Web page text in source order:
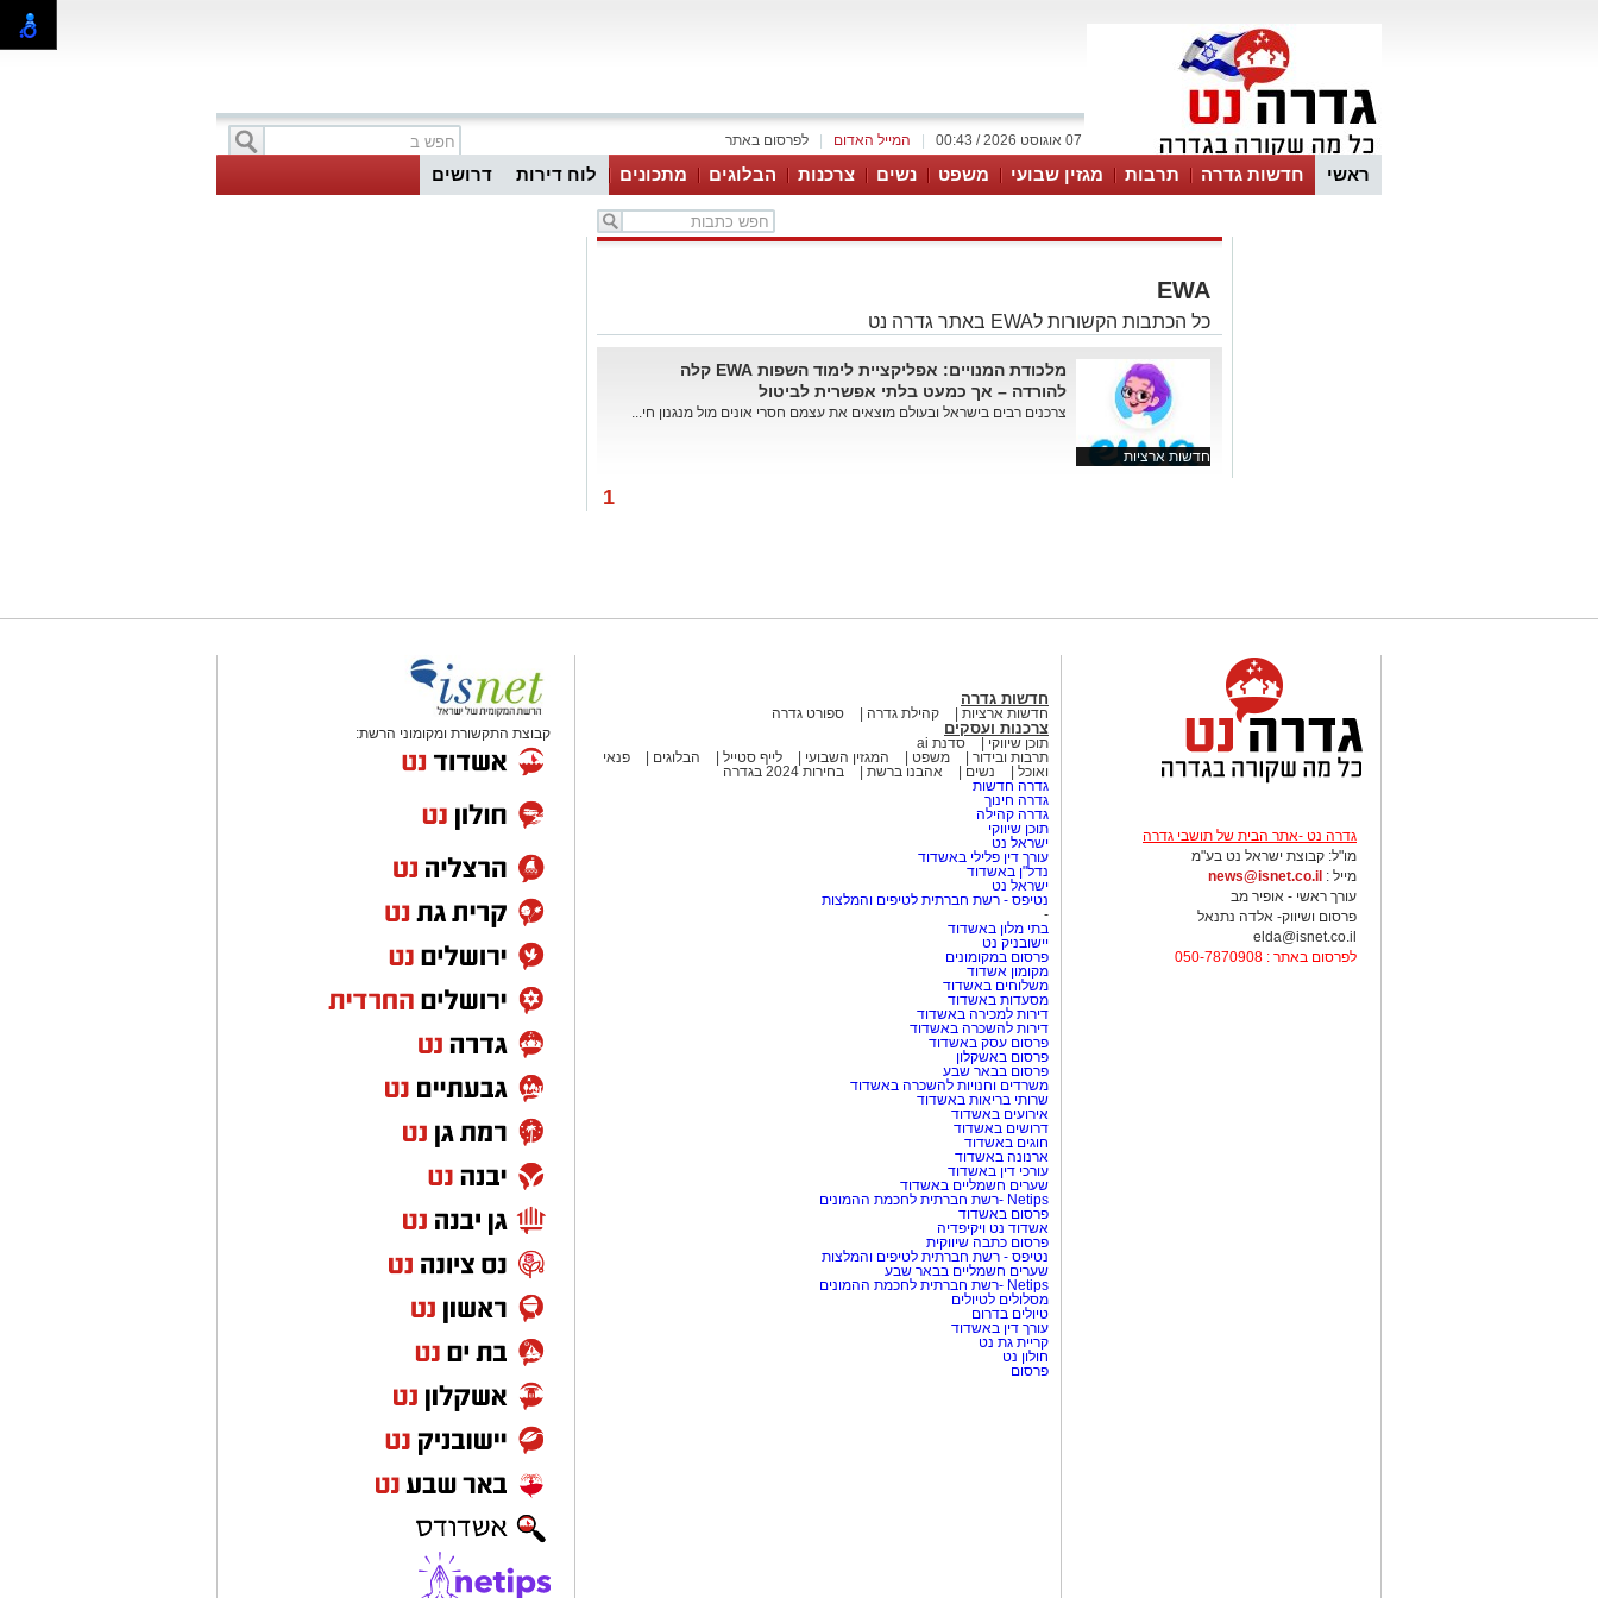
לפרסום באתר המייל האדום 07 אוגוסט 2026 / 00:43
ראשי חדשות גדרה תרבות מגזין שבועי משפט נשים צרכנות הבלוגים מתכונים לוח דירות דרושים
EWA
כל הכתבות הקשורות לEWA באתר גדרה נט
חדשות ארציות
מלכודת המנויים: אפליקציית לימוד השפות EWA קלה
להורדה – אך כמעט בלתי אפשרית לביטול
צרכנים רבים בישראל ובעולם מוצאים את עצמם חסרי אונים מול מנגנון חי...
1
גדרה נט -אתר הבית של תושבי גדרה
מו"ל: קבוצת ישראל נט בע"מ
מייל : news@isnet.co.il
עורך ראשי - אופיר מב
פרסום ושיווק- אלדה נתנאל
elda@isnet.co.il
לפרסום באתר : 050-7870908
חדשות גדרה
חדשות ארציות קהילת גדרה ספורט גדרה
צרכנות ועסקים
תוכן שיווקי
סדנת ai
תרבות ובידור
משפט המגזין השבועי לייף סטייל הבלוגים
פנאי
ואוכל
נשים אהבנו ברשת
בחירות 2024 בגדרה
גדרה חדשות
גדרה חינוך
גדרה קהילה
תוכן שיווקי
ישראל נט
עורך דין פלילי באשדוד
נדל"ן באשדוד
ישראל נט
נטיפס - רשת חברתית לטיפים והמלצות
-
בתי מלון באשדוד
יישובניק נט
פרסום במקומונים
מקומון אשדוד
משלוחים באשדוד
מסעדות באשדוד
דירות למכירה באשדוד
דירות להשכרה באשדוד
פרסום עסק באשדוד
פרסום באשקלון
פרסום בבאר שבע
משרדים וחנויות להשכרה באשדוד
שרותי בריאות באשדוד
אירועים באשדוד
דרושים באשדוד
חוגים באשדוד
ארנונה באשדוד
עורכי דין באשדוד
שערים חשמליים באשדוד
Netips -רשת חברתית לחכמת ההמונים
פרסום באשדוד
אשדוד נט ויקיפדיה
פרסום כתבה שיווקית
נטיפס - רשת חברתית לטיפים והמלצות
שערים חשמליים בבאר שבע
Netips -רשת חברתית לחכמת ההמונים
מסלולים לטיולים
טיולים בדרום
עורך דין באשדוד
קריית גת נט
חולון נט
פרסום
קבוצת התקשורת ומקומוני הרשת: